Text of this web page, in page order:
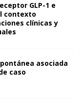
GLP-1 e
contexto
clínicas y
asociada
caso